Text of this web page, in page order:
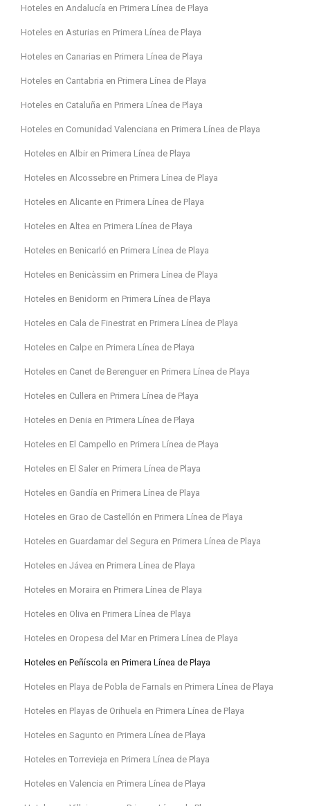
Hoteles en Andalucía en Primera Línea de Playa
Hoteles en Asturias en Primera Línea de Playa
Hoteles en Canarias en Primera Línea de Playa
Hoteles en Cantabria en Primera Línea de Playa
Hoteles en Cataluña en Primera Línea de Playa
Hoteles en Comunidad Valenciana en Primera Línea de Playa
Hoteles en Albir en Primera Línea de Playa
Hoteles en Alcossebre en Primera Línea de Playa
Hoteles en Alicante en Primera Línea de Playa
Hoteles en Altea en Primera Línea de Playa
Hoteles en Benicarló en Primera Línea de Playa
Hoteles en Benicàssim en Primera Línea de Playa
Hoteles en Benidorm en Primera Línea de Playa
Hoteles en Cala de Finestrat en Primera Línea de Playa
Hoteles en Calpe en Primera Línea de Playa
Hoteles en Canet de Berenguer en Primera Línea de Playa
Hoteles en Cullera en Primera Línea de Playa
Hoteles en Denia en Primera Línea de Playa
Hoteles en El Campello en Primera Línea de Playa
Hoteles en El Saler en Primera Línea de Playa
Hoteles en Gandía en Primera Línea de Playa
Hoteles en Grao de Castellón en Primera Línea de Playa
Hoteles en Guardamar del Segura en Primera Línea de Playa
Hoteles en Jávea en Primera Línea de Playa
Hoteles en Moraira en Primera Línea de Playa
Hoteles en Oliva en Primera Línea de Playa
Hoteles en Oropesa del Mar en Primera Línea de Playa
Hoteles en Peñíscola en Primera Línea de Playa
Hoteles en Playa de Pobla de Farnals en Primera Línea de Playa
Hoteles en Playas de Orihuela en Primera Línea de Playa
Hoteles en Sagunto en Primera Línea de Playa
Hoteles en Torrevieja en Primera Línea de Playa
Hoteles en Valencia en Primera Línea de Playa